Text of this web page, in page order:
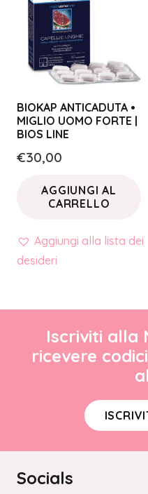
BIOKAP ANTICADUTA •
MIGLIO UOMO FORTE |
BIOS LINE
€30,00
AGGIUNGI AL
CARRELLO
Aggiungi alla lista dei
desideri
Iscriviti alla
ricevere
Socials